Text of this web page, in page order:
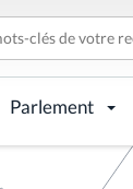
Parlement